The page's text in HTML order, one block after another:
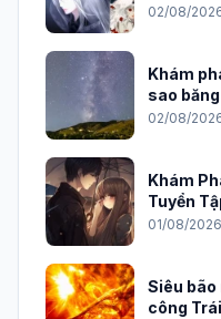
02/08/
Khám
sao
02/08/
Khám
Tuyển
2026
01/08/2026
Siêu
công